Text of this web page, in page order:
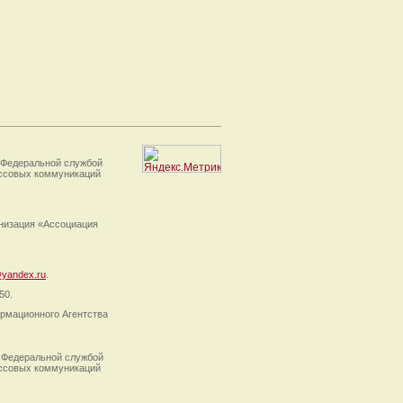
службой
коммуникаций
«Ассоциация
Агентства
службой
коммуникаций